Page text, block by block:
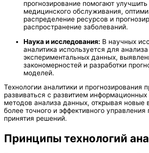
прогнозирование помогают улучшить
медицинского обслуживания,
распределение ресурсов и
распространение заболеваний.
Наука и исследования: В научных
аналитика используется для анализа
экспериментальных данных,
закономерностей и разработки
моделей.
Технологии аналитики и прогнозирования
развиваться с развитием информационных
методов анализа данных, открывая новые
более точного и эффективного
принятия решений.
Принципы технологий